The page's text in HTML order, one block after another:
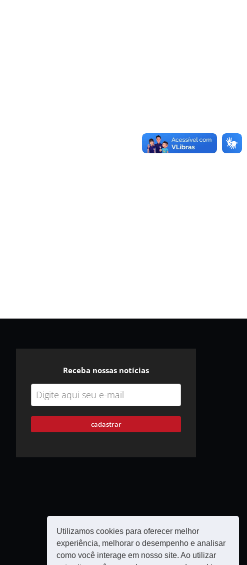
Utilizamos cookies para oferecer melhor
experiência, melhorar o desempenho e analisar
como você interage em nosso site. Ao utilizar
Receba nossas notícias
cadastrar